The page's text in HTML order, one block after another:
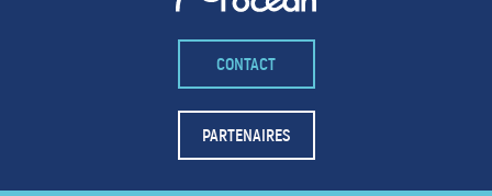
CONTACT
PARTENAIRES